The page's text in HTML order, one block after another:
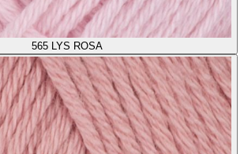
565 LYS ROSA